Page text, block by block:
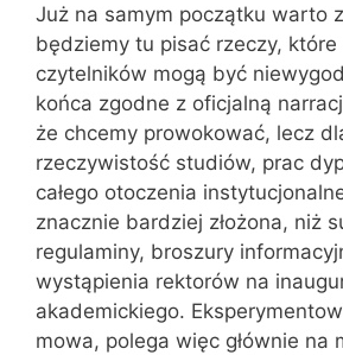
Już na samym początku warto
będziemy tu pisać rzeczy, które
czytelników mogą być
końca zgodne z oficjalną
że chcemy prowokować, lecz
rzeczywistość studiów, prac
całego otoczenia
znacznie bardziej złożona, niż
regulaminy, broszury
wystąpienia rektorów na
akademickiego.
mowa, polega więc głównie na